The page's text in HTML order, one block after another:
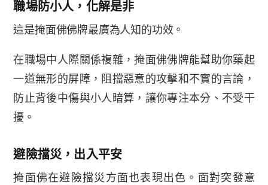
職場防小人，化解是非
這是掩面佛佛牌最廣為人知的功效。
在職場中人際關係複雜，掩面佛佛牌能幫助你築起
一道無形的屏障，阻擋惡意的攻擊和不實的言論，
防止背後中傷與小人暗算，讓你專注本分、不受干
擾。
避險擋災，出入平安
掩面佛在避險擋災方面也表現出色。面對突發意